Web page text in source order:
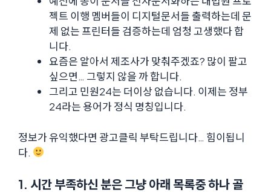
젝트 이행 멤버들이 디지털문서들 출력하는데 문
제 없는 프린터들 검증하는데 엄청 고생했다 합
니다.
요즘은 알아서 제조사가 맞춰주겠죠? 많이 팔고
싶으면… 그렇지 않을 까 합니다.
그리고 민원24는 더이상 없습니다. 이제는 정부
24라는 용어가 정식 명칭입니다.
정보가 유익했다면 광고클릭 부탁드립니다… 힘이됩니
다.
1. 시간 부족하신 분은 그냥 아래 목록중 하나 골